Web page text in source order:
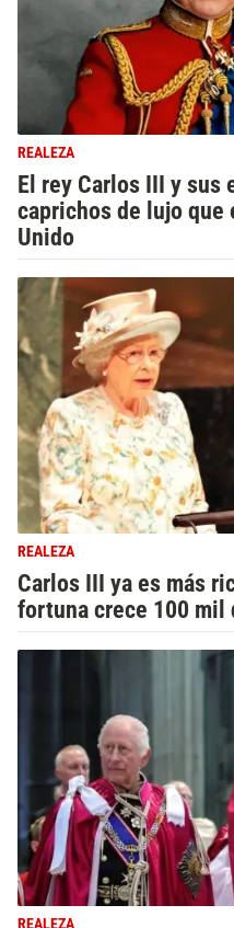
REALEZA
El rey Carlos III y
caprichos de lujo que
Unido
REALEZA
Carlos III ya es más
fortuna crece 100 mil